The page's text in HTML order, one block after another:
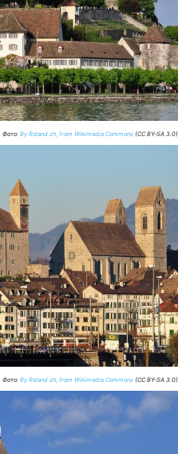
Фото: By Roland zh, from Wikimedia Commons (CC BY-SA 3.0)
Фото: By Roland zh, from Wikimedia Commons (CC BY-SA 3.0)